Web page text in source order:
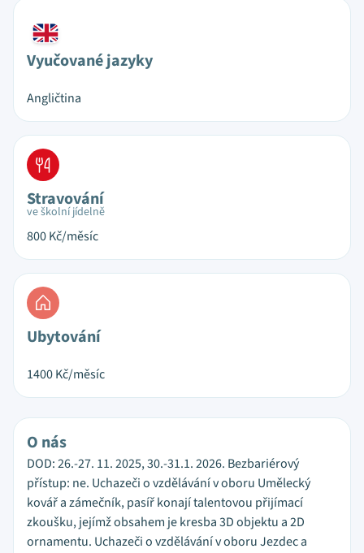
Vyučované jazyky
Angličtina
Stravování
ve školní jídelně
800Kč/měsíc
Ubytování
1400Kč/měsíc
O nás
DOD: 26.-27. 11. 2025, 30.-31.1. 2026. Bezbariérový
přístup: ne. Uchazeči o vzdělávání v oboru Umělecký
kovář a zámečník, pasíř konají talentovou přijímací
zkoušku, jejímž obsahem je kresba 3D objektu a 2D
ornamentu. Uchazeči o vzdělávání v oboru Jezdec a